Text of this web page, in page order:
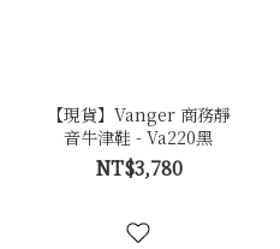
【現貨】Vanger 商務靜
音牛津鞋 - Va220黑
NT$3,780